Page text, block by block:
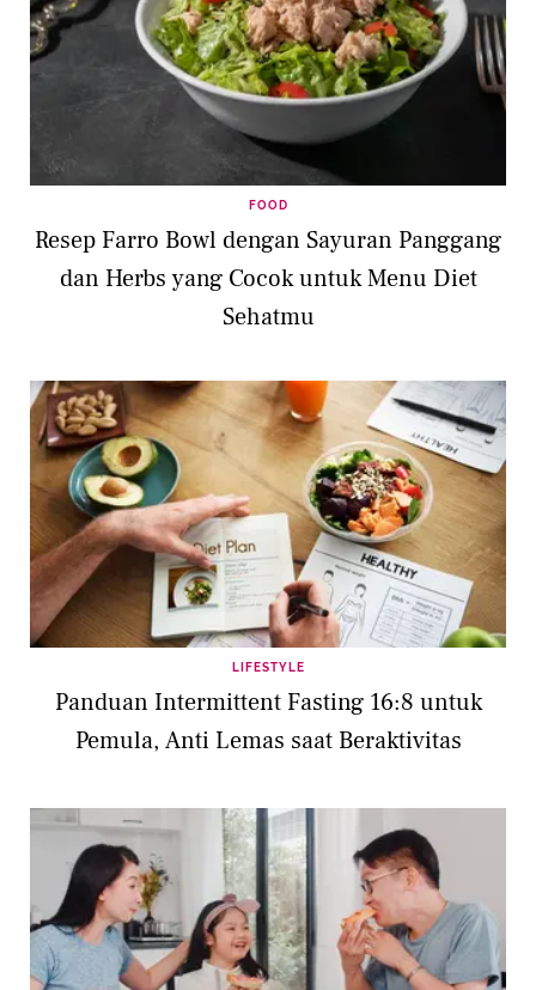
FOOD
Resep Farro Bowl dengan Sayuran Panggang
dan Herbs yang Cocok untuk Menu Diet
Sehatmu
LIFESTYLE
Panduan Intermittent Fasting 16:8 untuk
Pemula, Anti Lemas saat Beraktivitas